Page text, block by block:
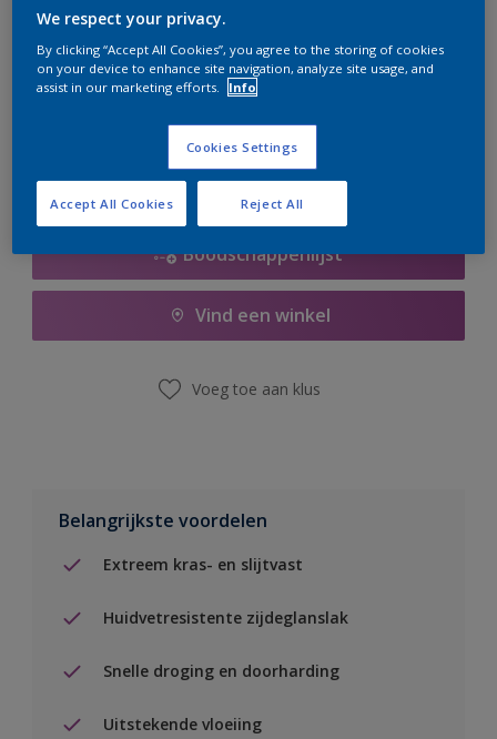
Op dit moment is het niet mogelijk dit product online
te bestellen. Houd de website in de gaten, we werken
Boodschappenlijst
Vind een winkel
Voeg toe aan klus
Belangrijkste voordelen
Extreem kras- en slijtvast
Huidvetresistente zijdeglanslak
Snelle droging en doorharding
Uitstekende vloeiing
We respect your privacy.
By clicking “Accept All Cookies”, you agree to the storing of cookies
on your device to enhance site navigation, analyze site usage, and
assist in our marketing efforts.
Info
Cookies Settings
Reject All
Accept All Cookies